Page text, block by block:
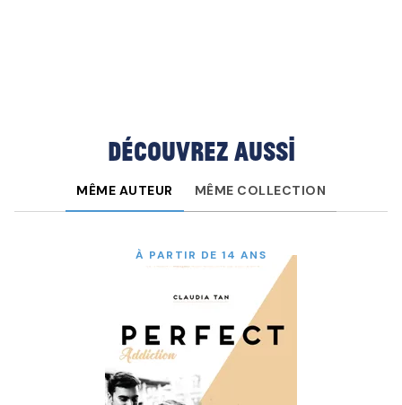
Découvrez aussi
MÊME AUTEUR MÊME COLLECTION
À PARTIR DE 14 ANS